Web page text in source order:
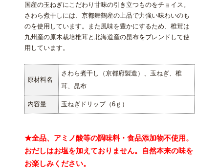
国産の玉ねぎにこだわり甘味の引き立つものをチョイス。
さわら煮干しには、京都舞鶴産の上品で力強い味わいのも
のを使用しています。また風味を豊かにするため、椎茸は
九州産の原木栽培椎茸と北海道産の昆布をブレンドして使
用しています。
原材料名
さわら煮干し（京都府製造）、玉ねぎ、椎
茸、昆布
内容量 玉ねぎドリップ（6ｇ）
★全品、アミノ酸等の調味料・食品添加物不使用。
おだしはお塩を加えておりません。自然本来の味を
お楽しみください。